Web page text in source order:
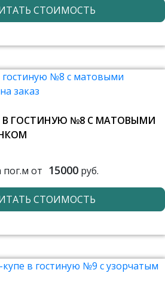
СТОИМОСТЬ
В ГОСТИНУЮ №8 С МАТОВЫМИ
пог.м от 15000руб.
СТОИМОСТЬ